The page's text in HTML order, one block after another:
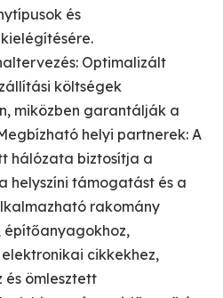
és
Optimalizált
költségek
miközben garantálják a
helyi partnerek: A
hálózata biztosítja a
helyszíni támogatást és a
rakomány
cikkekhez,
ömlesztett